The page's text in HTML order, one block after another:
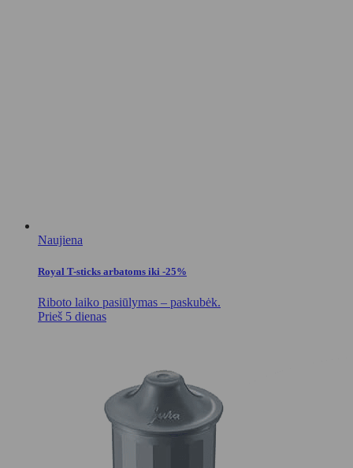
Naujiena
Royal T-sticks arbatoms iki -25%
Riboto laiko pasiūlymas – paskubėk.
Prieš 5 dienas